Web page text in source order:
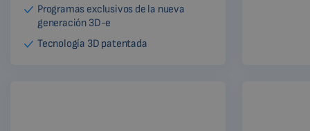
Programas exclusivos de la nueva
generación 3D-e
Tecnología 3D patentada